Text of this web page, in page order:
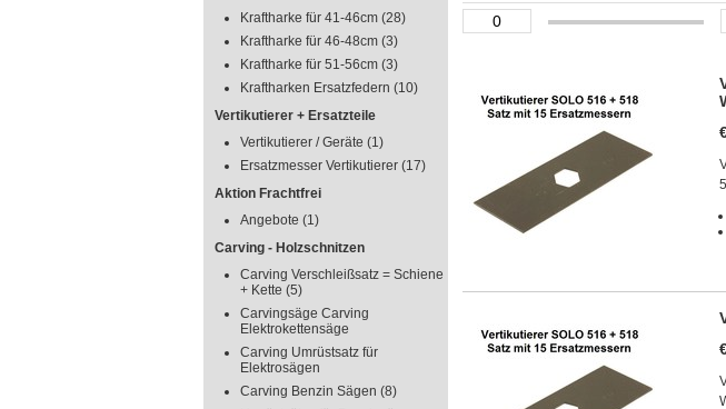
Kraftharke für 41-46cm (28)
Kraftharke für 46-48cm (3)
Kraftharke für 51-56cm (3)
Kraftharken Ersatzfedern (10)
Vertikutierer + Ersatzteile
Vertikutierer / Geräte (1)
Ersatzmesser Vertikutierer (17)
Aktion Frachtfrei
Angebote (1)
Carving - Holzschnitzen
Carving Verschleißsatz = Schiene
+ Kette (5)
Carvingsäge Carving
Elektrokettensäge
Carving Umrüstsatz für
Elektrosägen
Carving Benzin Sägen (8)